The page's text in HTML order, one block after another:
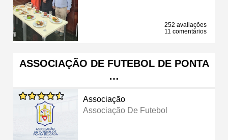
252 avaliações
11 comentários
ASSOCIAÇÃO DE FUTEBOL DE PONTA
…
Associação
Associação De Futebol